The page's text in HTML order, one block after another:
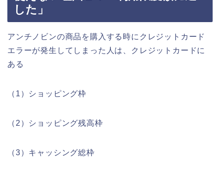
した」
アンチノビンの商品を購入する時にクレジットカード
エラーが発生してしまった人は、クレジットカードに
ある
（1）ショッピング枠
（2）ショッピング残高枠
（3）キャッシング総枠